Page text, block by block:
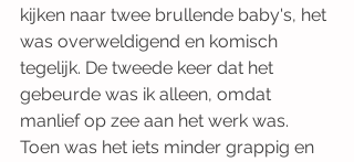
kijken naar twee brullende baby's, het
was overweldigend en komisch
tegelijk. De tweede keer dat het
gebeurde was ik alleen, omdat
manlief op zee aan het werk was.
Toen was het iets minder grappig en